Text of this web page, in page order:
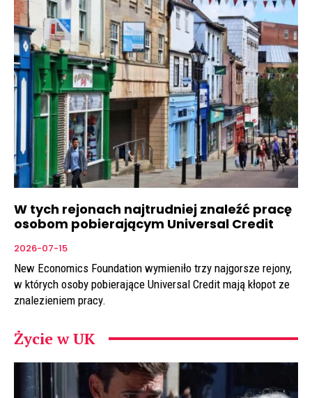
W tych rejonach najtrudniej znaleźć pracę
osobom pobierającym Universal Credit
2026-07-15
New Economics Foundation wymieniło trzy najgorsze rejony,
w których osoby pobierające Universal Credit mają kłopot ze
znalezieniem pracy.
Życie w UK